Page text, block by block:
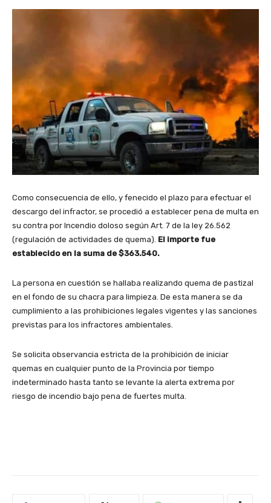
Como consecuencia de ello, y fenecido el plazo para efectuar el
descargo del infractor, se procedió a establecer pena de multa en
su contra por Incendio doloso según Art. 7 de la ley 26.562
(regulación de actividades de quema). El importe fue
establecido en la suma de $363.540.
La persona en cuestión se hallaba realizando quema de pastizal
en el fondo de su chacra para limpieza. De esta manera se da
cumplimiento a las prohibiciones legales vigentes y las sanciones
previstas para los infractores ambientales.
Se solicita observancia estricta de la prohibición de iniciar
quemas en cualquier punto de la Provincia por tiempo
indeterminado hasta tanto se levante la alerta extrema por
riesgo de incendio bajo pena de fuertes multa.